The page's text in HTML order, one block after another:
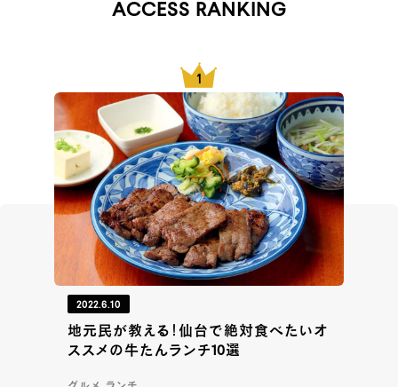
ACCESS RANKING
2022.6.10
地元民が教える！仙台で絶対食べたいオ
ススメの牛たんランチ10選